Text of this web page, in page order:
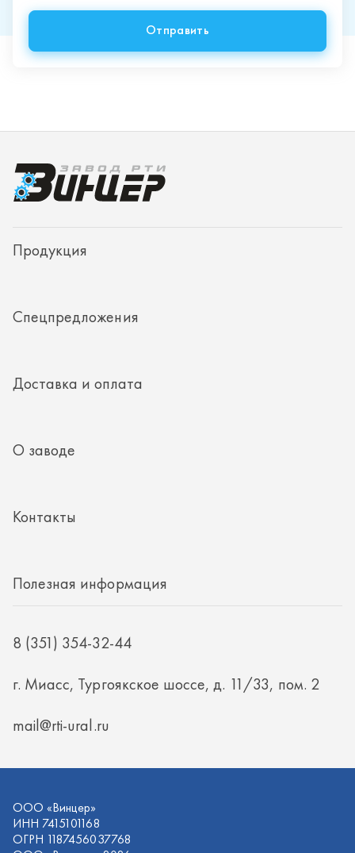
Спецпредложения
Доставка и оплата
8 (351) 354-32-44
ИНН 7415101168
ОГРН 1187456037768
Политика конфиденциальности